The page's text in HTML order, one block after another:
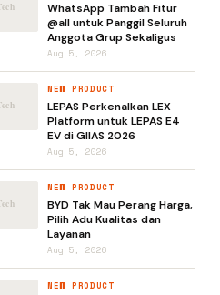
WhatsApp Tambah Fitur
@all untuk Panggil Seluruh
Anggota Grup Sekaligus
Aug 5, 2026
NEW PRODUCT
LEPAS Perkenalkan LEX
Platform untuk LEPAS E4
EV di GIIAS 2026
Aug 5, 2026
NEW PRODUCT
BYD Tak Mau Perang Harga,
Pilih Adu Kualitas dan
Layanan
Aug 5, 2026
NEW PRODUCT